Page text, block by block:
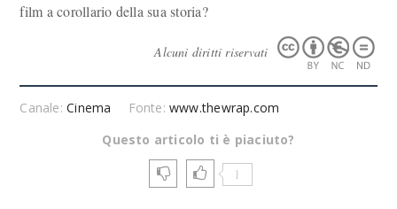
film a corollario della sua storia?
Alcuni diritti riservati
Canale:Cinema Fonte:www.thewrap.com
Questo articolo ti è piaciuto?
1